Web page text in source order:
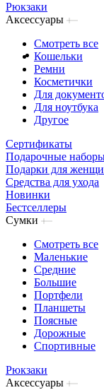
Рюкзаки
Аксессуары
Смотреть все
Кошельки
Ремни
Косметички
Для
Для ноутбука
Другое
Сертификаты
Подарочные
Подарки для
Средства для ухода
Новинки
Бестселлеры
Сумки
Смотреть все
Маленькие
Средние
Большие
Портфели
Планшеты
Поясные
Дорожные
Спортивные
Рюкзаки
Аксессуары